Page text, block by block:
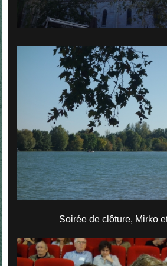
Soirée de clôture, Mirko